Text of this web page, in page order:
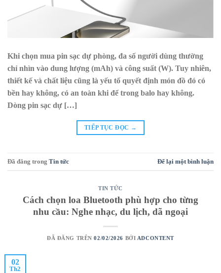
Khi chọn mua pin sạc dự phòng, đa số người dùng thường
chỉ nhìn vào dung lượng (mAh) và công suất (W). Tuy nhiên,
thiết kế và chất liệu cũng là yếu tố quyết định món đồ đó có
bền hay không, có an toàn khi để trong balo hay không.
Dòng pin sạc dự […]
TIẾP TỤC ĐỌC →
Đã đăng trong Tin tức Để lại một bình luận
TIN TỨC
Cách chọn loa Bluetooth phù hợp cho từng
nhu cầu: Nghe nhạc, du lịch, dã ngoại
ĐÃ ĐĂNG TRÊN02/02/2026 BỞI ADCONTENT
02
Th2